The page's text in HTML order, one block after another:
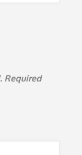
Required